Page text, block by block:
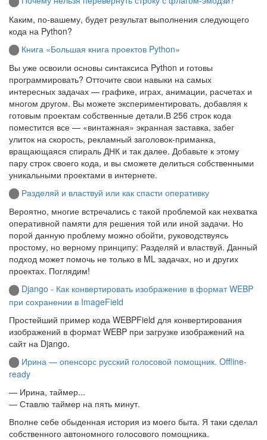
Каким, по-вашему, будет результат выполнения следующего
кода на Python?
Книга «Большая книга проектов Python»
Вы уже освоили основы синтаксиса Python и готовы
программировать? Отточите свои навыки на самых
интересных задачах — графике, играх, анимации, расчетах и
многом другом. Вы можете экспериментировать, добавляя к
готовым проектам собственные детали.В 256 строк кода
поместится все — «винтажная» экранная заставка, забег
улиток на скорость, рекламный заголовок-приманка,
вращающаяся спираль ДНК и так далее. Добавьте к этому
пару строк своего кода, и вы сможете делиться собственными
уникальными проектами в интернете.
Разделяй и властвуй или как спасти оперативку
Вероятно, многие встречались с такой проблемой как нехватка
оперативной памяти для решения той или иной задачи. Но
порой данную проблему можно обойти, руководствуясь
простому, но верному принципу: Разделяй и властвуй. Данный
подход может помочь не только в ML задачах, но и других
проектах. Поглядим!
Django - Как конвертировать изображение в формат WEBP
при сохранении в ImageField
Простейший пример кода WEBPField для конвертирования
изображений в формат WEBP при загрузке изображений на
сайт на Django.
Ирина — опенсорс русский голосовой помощник. Offline-
ready
— Ирина, таймер...
— Ставлю таймер на пять минут.
Вполне себе обыденная история из моего быта. Я таки сделал
собственного автономного голосового помощника.